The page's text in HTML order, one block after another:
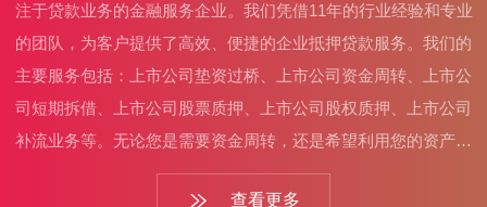
注于贷款业务的金融服务企业。我们凭借11年的行业经验和专业
的团队，为客户提供了高效、便捷的企业抵押贷款服务。我们的
主要服务包括：上市公司垫资过桥、上市公司资金周转、上市公
司短期拆借、上市公司股票质押、上市公司股权质押、上市公司
补流业务等。无论您是需要资金周转，还是希望利用您的资产或
其他抵押物获得贷款，我们都能为您提供合适的解决方案。作为
查看更多